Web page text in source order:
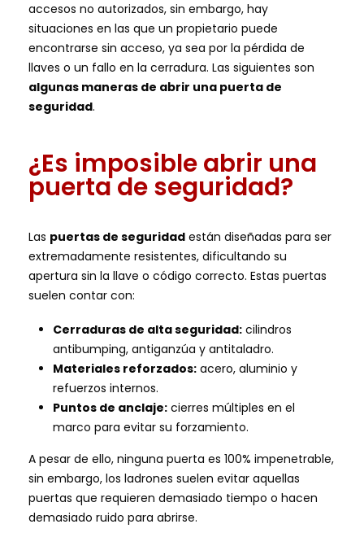
accesos no autorizados, sin embargo, hay
situaciones en las que un propietario puede
encontrarse sin acceso, ya sea por la pérdida de
llaves o un fallo en la cerradura. Las siguientes son
algunas maneras de abrir una puerta de
seguridad.
¿Es imposible abrir una
puerta de seguridad?
Las puertas de seguridad están diseñadas para ser
extremadamente resistentes, dificultando su
apertura sin la llave o código correcto. Estas puertas
suelen contar con:
Cerraduras de alta seguridad:cilindros
antibumping, antiganzúa y antitaladro.
Materiales reforzados:acero, aluminio y
refuerzos internos.
Puntos de anclaje:cierres múltiples en el
marco para evitar su forzamiento.
A pesar de ello, ninguna puerta es 100% impenetrable,
sin embargo, los ladrones suelen evitar aquellas
puertas que requieren demasiado tiempo o hacen
demasiado ruido para abrirse.